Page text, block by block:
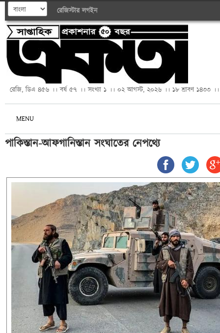
রেজিস্টার লগইন
রেজি, ডিএ ৪৫৬ ।। বর্ষ ৫৭ ।। সংখ্যা ১ ।। ০২ আগস্ট, ২০২৬ ।। ১৮ শ্রাবণ ১৪৩৩ ।।
MENU
পাকিস্তান-আফগানিস্তান সংঘাতের নেপথ্যে